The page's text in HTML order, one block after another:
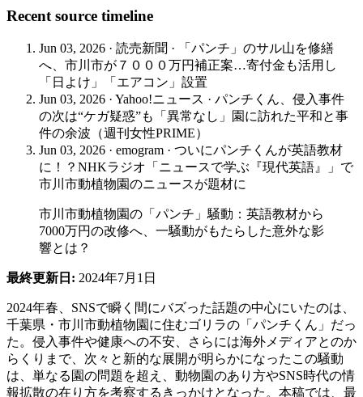
Recent source timeline
Jun 03, 2026 · 読売新聞 ·
「パンチ」のサル山を修繕
へ、市川市が７０００万円補正案…寄付金も活用し
「日よけ」「エアコン」設置
Jun 03, 2026 · Yahoo!ニュース · パンチくん、侵入事件
の次は“ケガ疑惑”も「異常なし」園に訪れた平和と事
件の余波（週刊女性PRIME）
Jun 03, 2026 · emogram · ついにパンチくんが英語教材
に！？NHKラジオ「ニュースで学ぶ『現代英語』」で
市川市動植物園のニュースが題材に
市川市動植物園の「パンチ」騒動：英語教材から
7000万円の改修へ、一騒動がもたらした意外な影
響とは？
最終更新日: 2024年7月1日
2024年春、SNSで瞬く間にバズった話題の中心にいたのは、
千葉県・市川市動植物園に住むゴリラの「パンチくん」だっ
た。侵入事件や健康への不安、さらには海外メディアとのか
らくりまで、次々と新的な展開が明らかになったこの騒動
は、単なる園の問題を超え、動物園のあり方やSNS時代の情
報拡散の在り方を考察するきっかけとなった。本稿では、最